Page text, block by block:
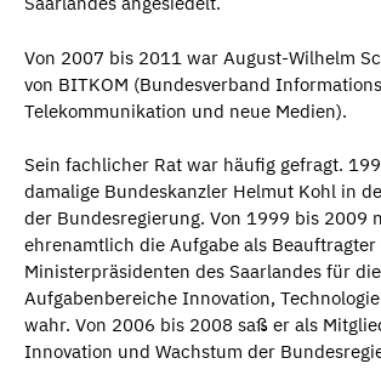
Von 2007 bis 2011 war August-Wilhelm
von BITKOM (Bundesverband
Telekommunikation und neue Medien).
Sein fachlicher Rat war häufig gefragt.
damalige Bundeskanzler Helmut Kohl in
der Bundesregierung. Von 1999 bis 2009
ehrenamtlich die Aufgabe als Beauftragter
Ministerpräsidenten des Saarlandes für die
Aufgabenbereiche Innovation,
wahr. Von 2006 bis 2008 saß er als
Innovation und Wachstum der